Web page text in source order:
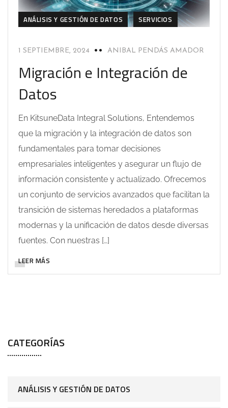
ANÁLISIS Y GESTIÓN DE DATOS SERVICIOS
1 SEPTIEMBRE, 2024 ANIBAL PENDÁS AMADOR
Migración e Integración de
Datos
En KitsuneData Integral Solutions, Entendemos
que la migración y la integración de datos son
fundamentales para tomar decisiones
empresariales inteligentes y asegurar un flujo de
información consistente y actualizado. Ofrecemos
un conjunto de servicios avanzados que facilitan la
transición de sistemas heredados a plataformas
modernas y la unificación de datos desde diversas
fuentes. Con nuestras […]
LEER MÁS
CATEGORÍAS
ANÁLISIS Y GESTIÓN DE DATOS